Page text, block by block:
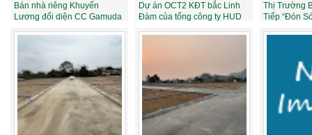
Bán nhà riêng Khuyến
Lương đối diện CC Gamuda
Dự án OCT2 KĐT bắc Linh
Đàm của tổng công ty HUD
Thị Trường
Tiếp “Đón